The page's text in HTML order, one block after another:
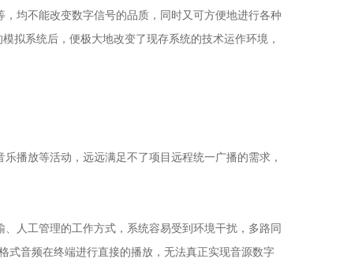
均不能改变数字信号的品质，同时又可方便地进行各种
拟系统后，便极大地改变了现存系统的技术运作环境，
放等活动，远远满足不了项目远程统一广播的需求，
人工管理的工作方式，系统容易受到环境干扰，多路同
式音频在终端进行直接的播放，无法真正实现音源数字